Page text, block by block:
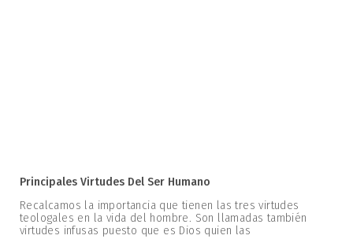
Principales Virtudes Del Ser Humano
Recalcamos la importancia que tienen las tres virtudes
teologales en la vida del hombre. Son llamadas también
virtudes infusas puesto que es Dios quien las